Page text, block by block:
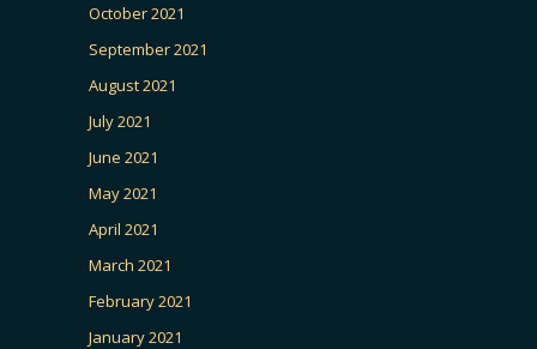
October 2021
September 2021
August 2021
July 2021
June 2021
May 2021
April 2021
March 2021
February 2021
January 2021